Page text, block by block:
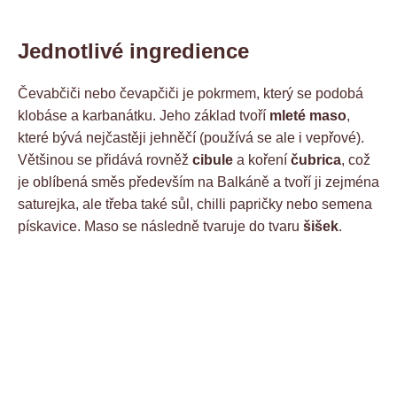
Jednotlivé ingredience
Čevabčiči nebo čevapčiči je pokrmem, který se podobá
klobáse a karbanátku. Jeho základ tvoří mleté maso,
které bývá nejčastěji jehněčí (používá se ale i vepřové).
Většinou se přidává rovněž cibule a koření čubrica, což
je oblíbená směs především na Balkáně a tvoří ji zejména
saturejka, ale třeba také sůl, chilli papričky nebo semena
pískavice. Maso se následně tvaruje do tvaru šišek.